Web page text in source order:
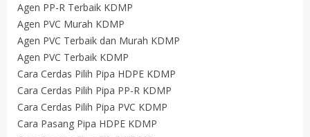
Agen PP-R Terbaik KDMP
Agen PVC Murah KDMP
Agen PVC Terbaik dan Murah KDMP
Agen PVC Terbaik KDMP
Cara Cerdas Pilih Pipa HDPE KDMP
Cara Cerdas Pilih Pipa PP-R KDMP
Cara Cerdas Pilih Pipa PVC KDMP
Cara Pasang Pipa HDPE KDMP